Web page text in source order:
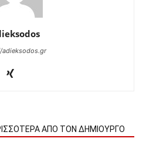
ΑΠΟ ΤΟΝ ΔΗΜΙΟΥΡΓΟ